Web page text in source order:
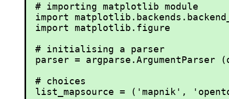
# importing matplotlib module
import
import matplotlib.figure
# initialising a parser
parser =
# choices
list_mapsource = ('mapnik',